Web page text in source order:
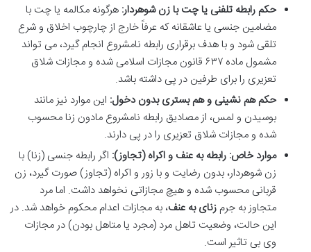
حکم رابطه تلفنی یا چت با زن شوهردار: هرگونه مکالمه یا چت با
مضامین جنسی یا عاشقانه که عرفاً خارج از چارچوب اخلاق و شرع
تلقی شود و با هدف برقراری رابطه نامشروع انجام گیرد، می تواند
مشمول ماده ۶۳۷ قانون مجازات اسلامی شده و مجازات شلاق
تعزیری را برای طرفین در پی داشته باشد.
حکم هم نشینی و هم بستری بدون دخول: این موارد نیز مانند
بوسیدن و لمس، از مصادیق رابطه نامشروع مادون زنا محسوب
شده و مجازات شلاق تعزیری را در پی دارند.
موارد خاص: رابطه به عنف و اکراه (تجاوز): اگر رابطه جنسی (زنا) با
زن شوهردار، بدون رضایت و با زور و اکراه (تجاوز) صورت گیرد، زن
قربانی محسوب شده و هیچ مجازاتی نخواهد داشت. اما مرد
متجاوز به جرم زنای به عنف، به مجازات اعدام محکوم خواهد شد. در
این حالت، وضعیت تاهل مرد (مجرد یا متاهل بودن) در مجازات
وی بی تاثیر است.